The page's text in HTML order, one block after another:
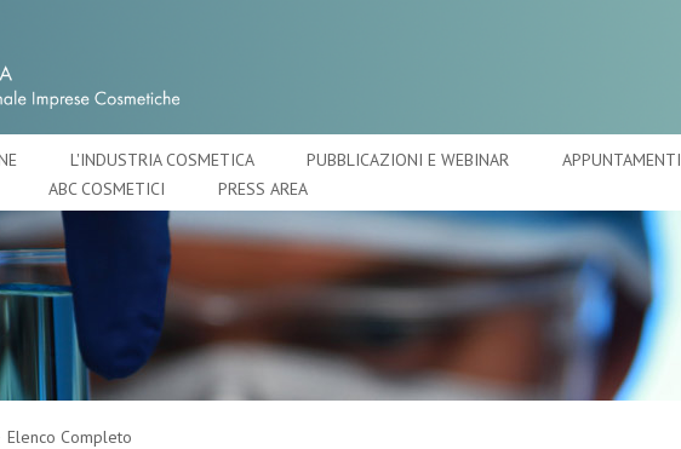
L'INDUSTRIA COSMETICA PUBBLICAZIONI E WEBINAR APPUNTAMENTI
ABC COSMETICI PRESS AREA
Elenco Completo